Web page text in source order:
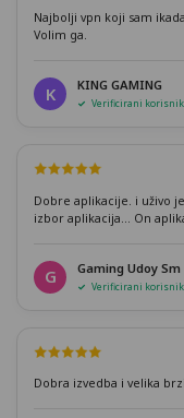
Najbolji vpn koji sam
Volim ga.
K KING GAMING
Verificirani korisnik
Dobre aplikacije. i uživo
izbor aplikacija... On
G Gaming Udoy Sm
Verificirani korisnik
Dobra izvedba i velika